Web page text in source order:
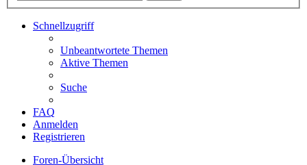
Schnellzugriff
Unbeantwortete Themen
Aktive Themen
Suche
FAQ
Anmelden
Registrieren
Foren-Übersicht